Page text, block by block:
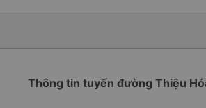
Thông tin tuyến đường Thiệu